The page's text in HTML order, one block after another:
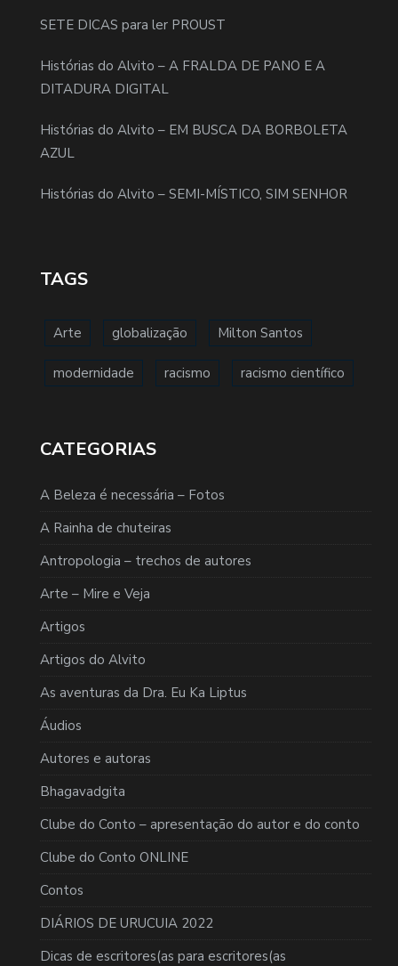
SETE DICAS para ler PROUST
Histórias do Alvito – A FRALDA DE PANO E A
DITADURA DIGITAL
Histórias do Alvito – EM BUSCA DA BORBOLETA
AZUL
Histórias do Alvito – SEMI-MÍSTICO, SIM SENHOR
TAGS
Arte globalização Milton Santos
modernidade racismo racismo científico
CATEGORIAS
A Beleza é necessária – Fotos
A Rainha de chuteiras
Antropologia – trechos de autores
Arte – Mire e Veja
Artigos
Artigos do Alvito
As aventuras da Dra. Eu Ka Liptus
Áudios
Autores e autoras
Bhagavadgita
Clube do Conto – apresentação do autor e do conto
Clube do Conto ONLINE
Contos
DIÁRIOS DE URUCUIA 2022
Dicas de escritores(as para escritores(as